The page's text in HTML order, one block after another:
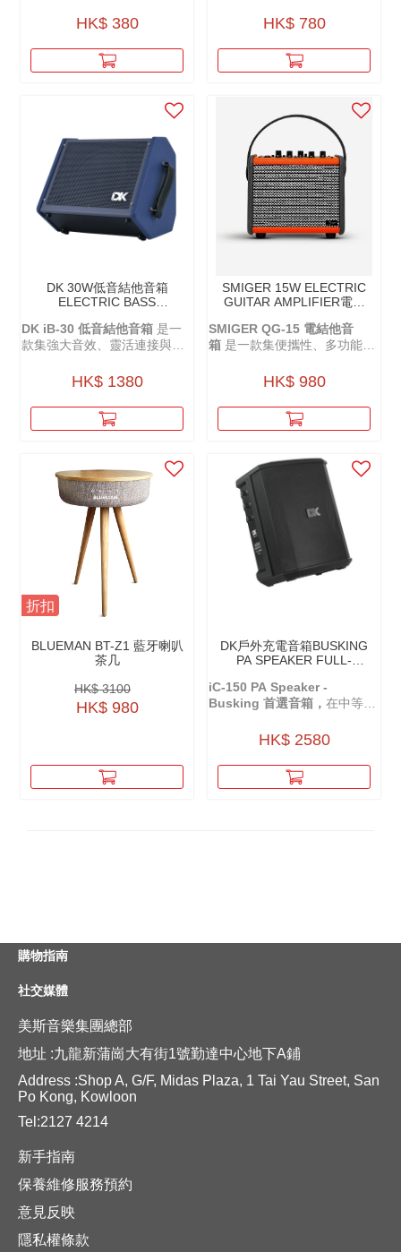
HK$ 380 HK$ 780
DK 30W低音結他音箱
ELECTRIC BASS
DK iB-30 低音結他音箱 是一
款集強大音效、靈活連接與便
HK$ 1380
SMIGER 15W ELECTRIC
GUITAR AMPLIFIER電結
SMIGER QG-15 電結他音
箱 是一款集便攜性、多功能與
論是室內練習還是戶外演出，
驗。
HK$ 980
折扣
BLUEMAN BT-Z1 藍牙喇叭
茶几
HK$ 3100
HK$ 980
DK戶外充電音箱BUSKING
PA SPEAKER FULL-
代)
iC-150 PA Speaker -
Busking 首選音箱， 在中等音
足一天的街頭演出需求。
HK$ 2580
購物指南
社交媒體
美斯音樂集團總部
地址 :九龍新蒲崗大有街1號勤達中心地下A鋪
Address :Shop A, G/F, Midas Plaza, 1 Tai Yau Street, San
Po Kong, Kowloon
Tel:2127 4214
新手指南
保養維修服務預約
意見反映
隱私權條款